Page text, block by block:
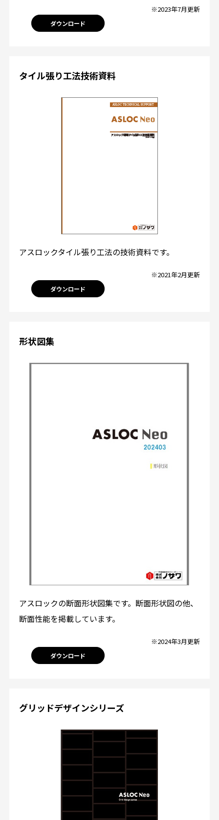
※2023年7月更新
ダウンロード
タイル張り工法技術資料
アスロックタイル張り工法の技術資料です。
※2021年2月更新
ダウンロード
形状図集
アスロックの断面形状図集です。断面形状図の他、
断面性能を掲載しています。
※2024年3月更新
ダウンロード
グリッドデザインシリーズ